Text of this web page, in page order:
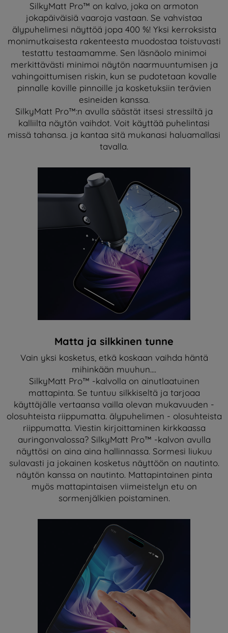
SilkyMatt Pro™ on kalvo, joka on armoton
jokapäiväisiä vaaroja vastaan. Se vahvistaa
älypuhelimesi näyttöä jopa 400 %! Yksi kerroksista
monimutkaisesta rakenteesta muodostaa toistuvasti
testattu testaamamme. Sen läsnäolo minimoi
merkittävästi minimoi näytön naarmuuntumisen ja
vahingoittumisen riskin, kun se pudotetaan kovalle
pinnalle koville pinnoille ja kosketuksiin terävien
esineiden kanssa.
SilkyMatt Pro™:n avulla säästät itsesi stressiltä ja
kalliilta näytön vaihdot. Voit käyttää puhelintasi
missä tahansa. ja kantaa sitä mukanasi haluamallasi
tavalla.
Matta ja silkkinen tunne
Vain yksi kosketus, etkä koskaan vaihda häntä
mihinkään muuhun....
SilkyMatt Pro™ -kalvolla on ainutlaatuinen
mattapinta. Se tuntuu silkkiseltä ja tarjoaa
käyttäjälle vertaansa vailla olevan mukavuuden -
olosuhteista riippumatta. älypuhelimen - olosuhteista
riippumatta. Viestin kirjoittaminen kirkkaassa
auringonvalossa? SilkyMatt Pro™ -kalvon avulla
näyttösi on aina aina hallinnassa. Sormesi liukuu
sulavasti ja jokainen kosketus näyttöön on nautinto.
näytön kanssa on nautinto. Mattapintainen pinta
myös mattapintaisen viimeistelyn etu on
sormenjälkien poistaminen.